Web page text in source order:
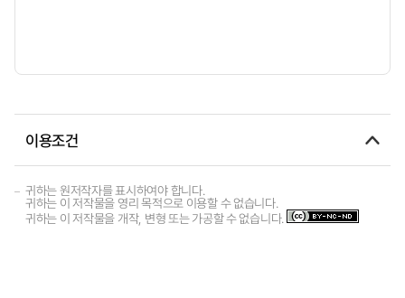
이용조건
귀하는 원저작자를 표시하여야 합니다.
귀하는 이 저작물을 영리 목적으로 이용할 수 없습니다.
귀하는 이 저작물을 개작, 변형 또는 가공할 수 없습니다.